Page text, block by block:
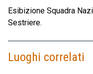
Esibizione Squadra
Sestriere.
Luoghi correlati